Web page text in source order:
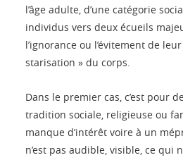
l’âge adulte, d’une catégorie
individus vers deux écueils
l’ignorance ou l’évitement de
starisation » du corps.
Dans le premier cas, c’est pour
tradition sociale, religieuse ou
manque d’intérêt voire à un
n’est pas audible, visible, ce qui